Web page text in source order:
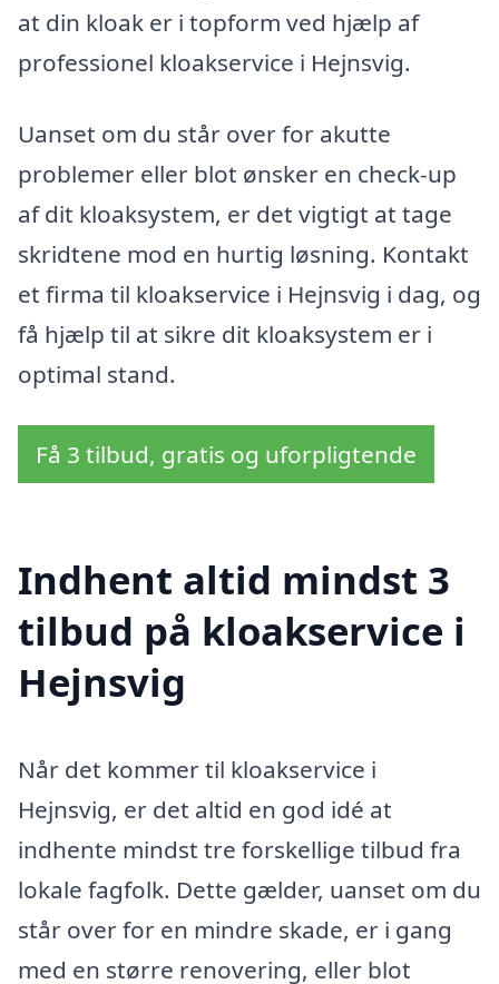
at din kloak er i topform ved hjælp af
professionel kloakservice i Hejnsvig.
Uanset om du står over for akutte
problemer eller blot ønsker en check-up
af dit kloaksystem, er det vigtigt at tage
skridtene mod en hurtig løsning. Kontakt
et firma til kloakservice i Hejnsvig i dag, og
få hjælp til at sikre dit kloaksystem er i
optimal stand.
Få 3 tilbud, gratis og uforpligtende
Indhent altid mindst 3
tilbud på kloakservice i
Hejnsvig
Når det kommer til kloakservice i
Hejnsvig, er det altid en god idé at
indhente mindst tre forskellige tilbud fra
lokale fagfolk. Dette gælder, uanset om du
står over for en mindre skade, er i gang
med en større renovering, eller blot